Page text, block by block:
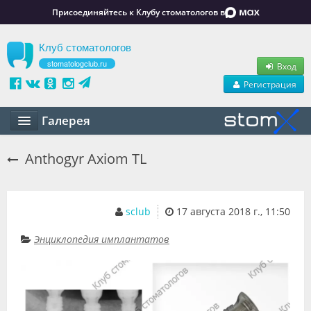
Присоединяйтесь к Клубу стоматологов в
Клуб стоматологов
stomatologclub.ru
Вход
Регистрация
Галерея
Вакансии
Объявления
Anthogyr Axiom TL
17 августа 2018 г., 11:50
sclub
Энциклопедия имплантатов